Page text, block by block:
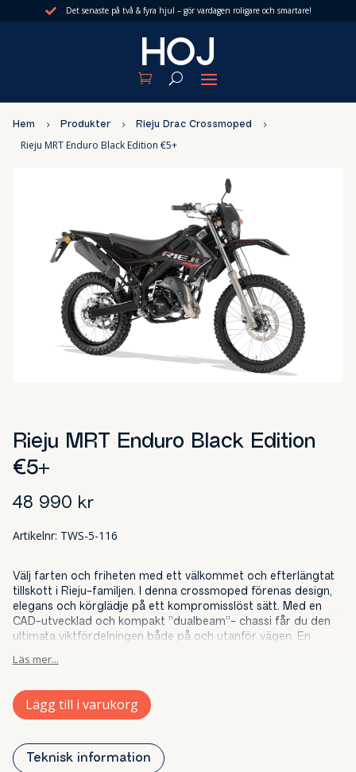
 Det senaste på två & fyra hjul – gör vardagen roligare och smartare!
Hem 5 Produkter 5 Rieju Drac Crossmoped 5
Rieju MRT Enduro Black Edition €5+
Rieju MRT Enduro Black Edition
€5+
48 990 kr
Artikelnr: TWS-5-116
Välj farten och friheten med ett välkommet och efterlängtat
tillskott i Rieju-familjen. I denna crossmoped förenas design,
elegans och körglädje på ett kompromisslöst sätt. Med en
CAD-utvecklad och kompakt ”dualbeam”- chassi får du den
ultimata viktfördelningen både på och utanför vägen. En
Den moderna karossen och strålkastarnas design skapar en
taktsmotorn och den 6-växlade lådan får du kraften på rätt
ställe. Hastighet och andra viktiga funktioner visas på en
EU-45.
Euro 5 plus.
Läs mer...
Lägg till i varukorg
Teknisk information